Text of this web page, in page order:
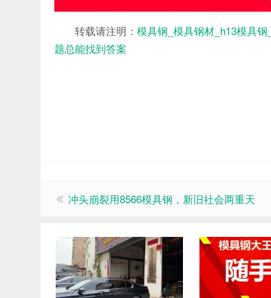
转载请注明： 模具钢_模具钢材_h13模具
题总能找到答案
冲头崩裂用8566模具钢，新旧社会两重天